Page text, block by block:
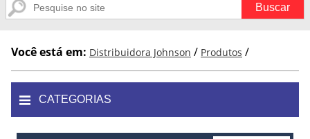
Você está em: Distribuidora Johnson / Produtos /
CATEGORIAS
Absorvente Geriátrico